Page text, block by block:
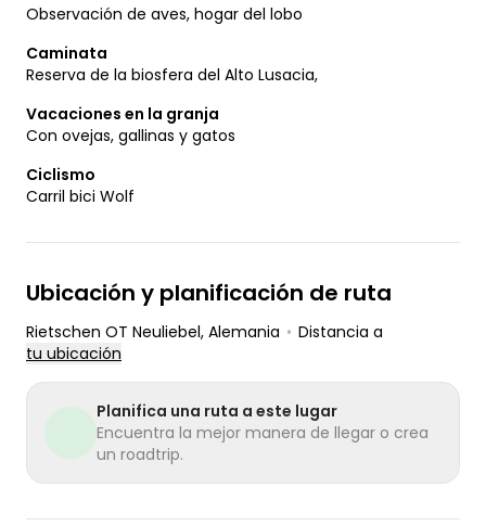
Observación de aves, hogar del lobo
Caminata
Reserva de la biosfera del Alto Lusacia,
Vacaciones en la granja
Con ovejas, gallinas y gatos
Ciclismo
Carril bici Wolf
Ubicación y planificación de ruta
Rietschen OT Neuliebel, Alemania • Distancia a
tu ubicación
Planifica una ruta a este lugar
Encuentra la mejor manera de llegar o crea
un roadtrip.